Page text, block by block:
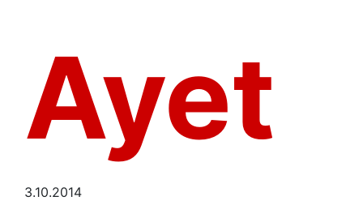
Ayet
3.10.2014